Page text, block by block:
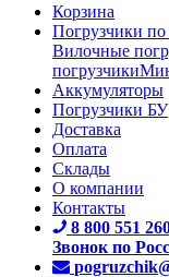
Корзина
Погрузчики
Вилочные
погрузчики
Аккумуляторы
Погрузчики БУ
Доставка
Оплата
Склады
О компании
Контакты
8 800 551
Звонок по